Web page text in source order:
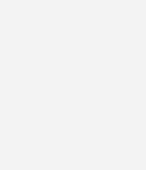
installieren als
dass künftig auch
anzubieten – über